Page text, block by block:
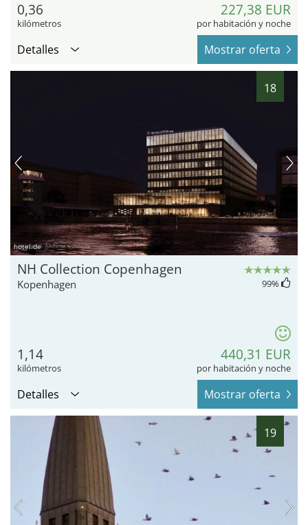
0,36
kilómetros
227,38 EUR
por habitación y noche
Detalles Mostrar oferta
18
hotel.de
NH Collection Copenhagen
Kopenhagen 99%
1,14
kilómetros
440,31 EUR
por habitación y noche
Detalles Mostrar oferta
19